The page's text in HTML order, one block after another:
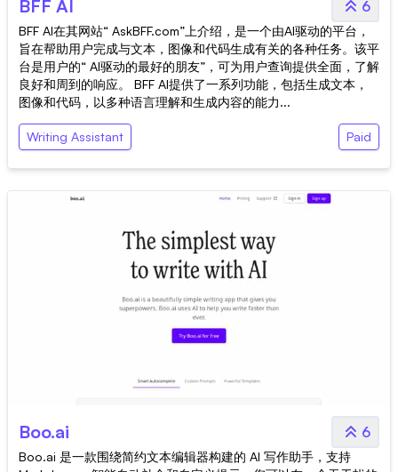
BFF AI 6
BFF AI在其网站“ AskBFF.com”上介绍，是一个由AI驱动的平台，
旨在帮助用户完成与文本，图像和代码生成有关的各种任务。该平
台是用户的“ AI驱动的最好的朋友”，可为用户查询提供全面，了解
良好和周到的响应。 BFF AI提供了一系列功能，包括生成文本，
图像和代码，以多种语言理解和生成内容的能力...
Writing Assistant Paid
Boo.ai 6
Boo.ai 是一款围绕简约文本编辑器构建的 AI 写作助手，支持